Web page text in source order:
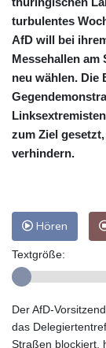
turbulentes
AfD will bei
Messehallen am
neu wählen. Die
zum Ziel
verhindern.
Hören
Textgröße:
Der AfD-
das
Straßen blockiert,